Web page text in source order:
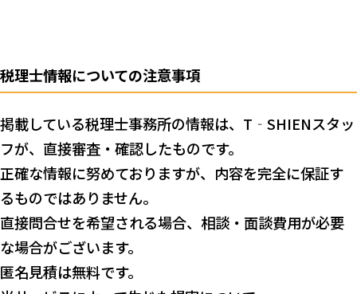
税理士情報についての注意事項
掲載している税理士事務所の情報は、T‐SHIENスタッ
フが、直接審査・確認したものです。
正確な情報に努めておりますが、内容を完全に保証す
るものではありません。
直接問合せを希望される場合、相談・面談費用が必要
な場合がございます。
匿名見積は無料です。